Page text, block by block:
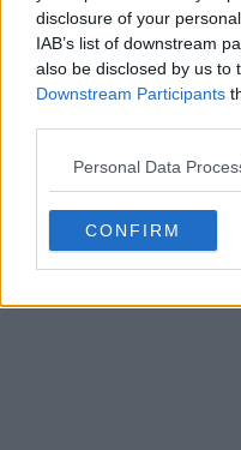
disclosure of your
IAB’s list of downstream
also be disclosed by us to
Downstream Participants
Personal Data
CONFIRM